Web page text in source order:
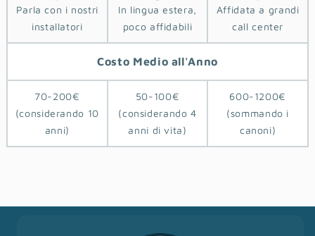
Parla con i nostri
installatori
In lingua estera,
poco affidabili
Affidata a grandi
call center
Costo Medio all'Anno
70-200€
(considerando 10
anni)
50-100€
(considerando 4
anni di vita)
600-1200€
(sommando i
canoni)